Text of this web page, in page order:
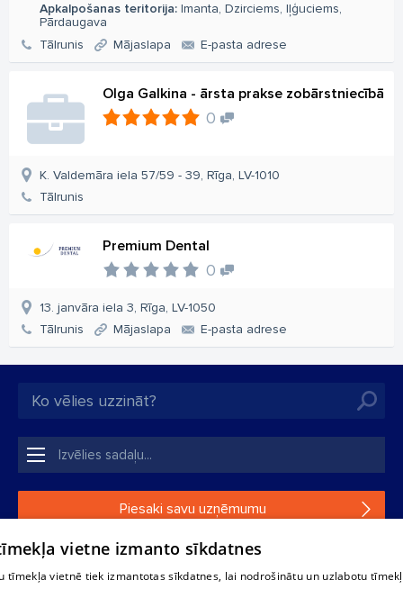
Apkalpošanas teritorija: Imanta, Dzirciems, Iļģuciems,
Pārdaugava
Tālrunis
Mājaslapa E-pasta adrese
Olga Galkina - ārsta prakse zobārstniecībā
0
K. Valdemāra iela 57/59 - 39, Rīga, LV-1010
Tālrunis
Premium Dental
0
13. janvāra iela 3, Rīga, LV-1050
Tālrunis
Mājaslapa E-pasta adrese
Piesaki savu uzņēmumu
Ja tavs uzņēmums nav mūsu datubāzē, aizpildi vienkāršu
vietne izmanto sīkdatnes
tīmekļa vietnē tiek izmantotas sīkdatnes, lai nodrošinātu un uzlabotu